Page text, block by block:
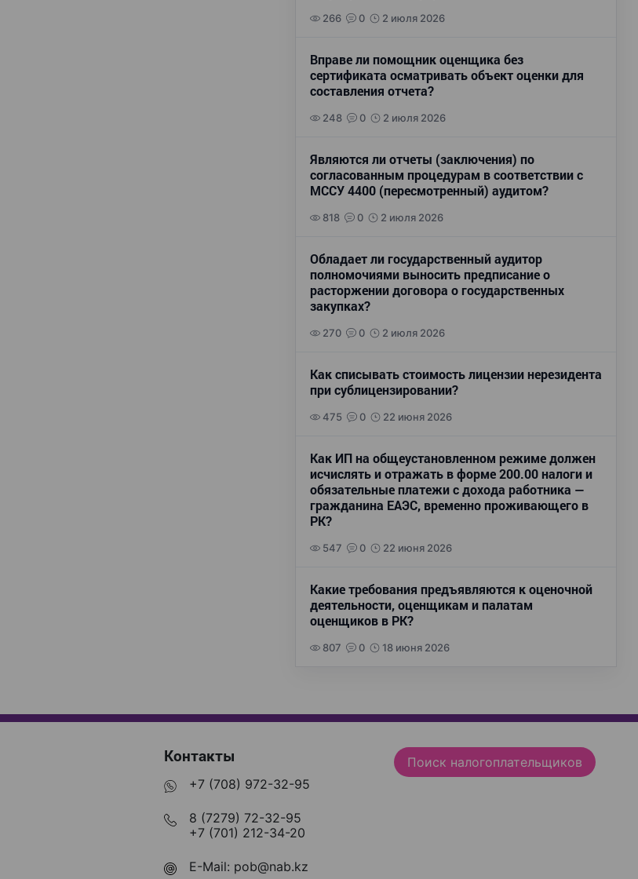
266 0 2 июля 2026
Вправе ли помощник оценщика без
сертификата осматривать объект оценки для
составления отчета?
248 0 2 июля 2026
Являются ли отчеты (заключения) по
согласованным процедурам в соответствии с
МССУ 4400 (пересмотренный) аудитом?
818 0 2 июля 2026
Обладает ли государственный аудитор
полномочиями выносить предписание о
расторжении договора о государственных
закупках?
270 0 2 июля 2026
Как списывать стоимость лицензии нерезидента
при сублицензировании?
475 0 22 июня 2026
Как ИП на общеустановленном режиме должен
исчислять и отражать в форме 200.00 налоги и
обязательные платежи с дохода работника —
гражданина ЕАЭС, временно проживающего в
РК?
547 0 22 июня 2026
Какие требования предъявляются к оценочной
деятельности, оценщикам и палатам
оценщиков в РК?
807 0 18 июня 2026
Контакты
+7 (708) 972-32-95
8 (7279) 72-32-95
+7 (701) 212-34-20
E-Mail: pob@nab.kz
Поиск налогоплательщиков